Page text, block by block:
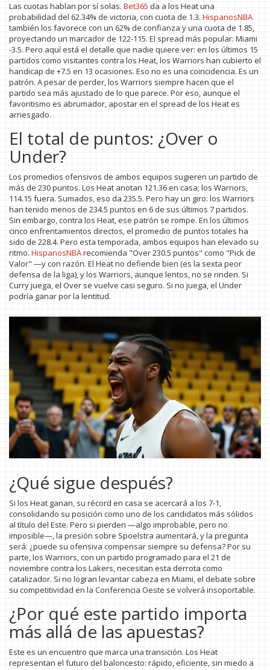
Las cuotas hablan por sí solas. Bet365 da a los Heat una
probabilidad del 62.34% de victoria, con cuota de 1.3. HispanosNBA
también los favorece con un 62% de confianza y una cuota de 1.85,
proyectando un marcador de 122-115. El spread más popular: Miami
-3.5. Pero aquí está el detalle que nadie quiere ver: en los últimos 15
partidos como visitantes contra los Heat, los Warriors han cubierto el
handicap de +7.5 en 13 ocasiones. Eso no es una coincidencia. Es un
patrón. A pesar de perder, los Warriors siempre hacen que el
partido sea más ajustado de lo que parece. Por eso, aunque el
favoritismo es abrumador, apostar en el spread de los Heat es
arriesgado.
El total de puntos: ¿Over o
Under?
Los promedios ofensivos de ambos equipos sugieren un partido de
más de 230 puntos. Los Heat anotan 121.36 en casa; los Warriors,
114.15 fuera. Sumados, eso da 235.5. Pero hay un giro: los Warriors
han tenido menos de 234.5 puntos en 6 de sus últimos 7 partidos.
Sin embargo, contra los Heat, ese patrón se rompe. En los últimos
cinco enfrentamientos directos, el promedio de puntos totales ha
sido de 228.4. Pero esta temporada, ambos equipos han elevado su
ritmo. HispanosNBArecomienda "Over 230.5 puntos" como "Pick de
Valor" —y con razón. El Heat no defiende bien (es la sexta peor
defensa de la liga), y los Warriors, aunque lentos, no se rinden. Si
Curry juega, el Over se vuelve casi seguro. Si no juega, el Under
podría ganar por la lentitud.
¿Qué sigue después?
Si los Heat ganan, su récord en casa se acercará a los 7-1,
consolidando su posición como uno de los candidatos más sólidos
al título del Este. Pero si pierden —algo improbable, pero no
imposible—, la presión sobre Spoelstra aumentará, y la pregunta
será: ¿puede su ofensiva compensar siempre su defensa? Por su
parte, los Warriors, con un partido programado para el 21 de
noviembre contra los Lakers, necesitan esta derrota como
catalizador. Si no logran levantar cabeza en Miami, el debate sobre
su competitividad en la Conferencia Oeste se volverá insoportable.
¿Por qué este partido importa
más allá de las apuestas?
Este es un encuentro que marca una transición. Los Heat
representan el futuro del baloncesto: rápido, eficiente, sin miedo a